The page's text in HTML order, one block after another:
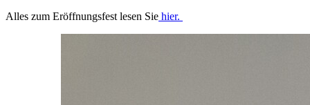
Alles zum Eröffnungsfest lesen Sie hier.